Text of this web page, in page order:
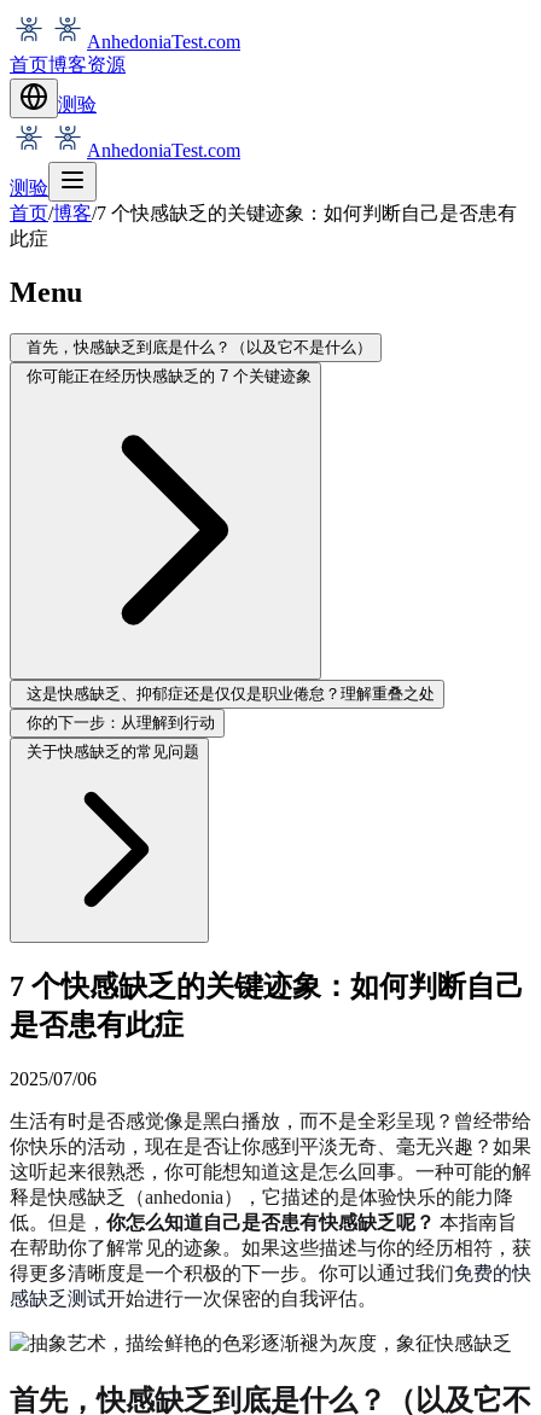
AnhedoniaTest.com
首页博客资源
测验
AnhedoniaTest.com
测验
首页/博客/7 个快感缺乏的关键迹象：如何判断自己是否患有
此症
Menu
首先，快感缺乏到底是什么？（以及它不是什么）
你可能正在经历快感缺乏的 7 个关键迹象
这是快感缺乏、抑郁症还是仅仅是职业倦怠？理解重叠之处
你的下一步：从理解到行动
关于快感缺乏的常见问题
7 个快感缺乏的关键迹象：如何判断自己
是否患有此症
2025/07/06
生活有时是否感觉像是黑白播放，而不是全彩呈现？曾经带给
你快乐的活动，现在是否让你感到平淡无奇、毫无兴趣？如果
这听起来很熟悉，你可能想知道这是怎么回事。一种可能的解
释是快感缺乏（anhedonia），它描述的是体验快乐的能力降
低。但是， 你怎么知道自己是否患有快感缺乏呢？ 本指南旨
在帮助你了解常见的迹象。如果这些描述与你的经历相符，获
得更多清晰度是一个积极的下一步。你可以通过我们免费的快
感缺乏测试开始进行一次保密的自我评估。
首先，快感缺乏到底是什么？（以及它不